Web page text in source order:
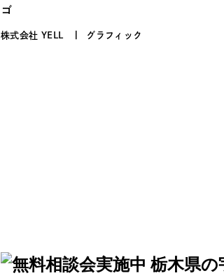
ゴ
株式会社 YELL グラフィック